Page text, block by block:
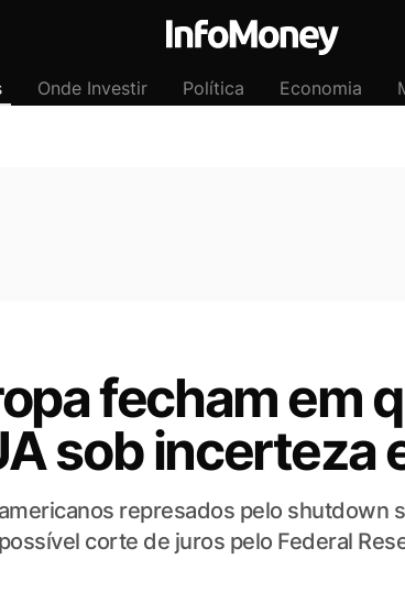
Onde Investir Política Economia
fecham em
sob incerteza
represados pelo shutdown
corte de juros pelo Federal